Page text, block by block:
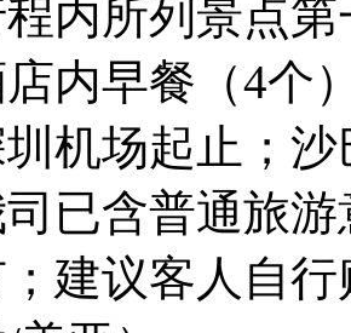
内所列景点
内早餐（4个
机场起止；
已含普通旅
建议客人自